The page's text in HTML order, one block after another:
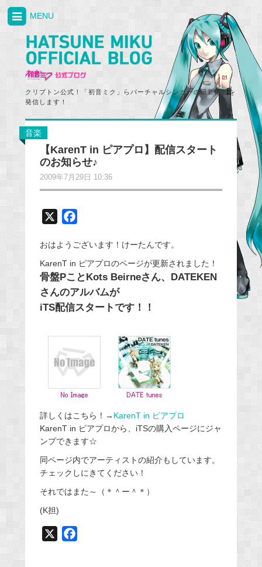
クリプトン公式！「初音ミク」らバーチャルシンガーの最新情報を
発信します！
MENU
音楽
【KarenT in ピアプロ】配信スタート
のお知らせ♪
2009年7月29日 10:36
c
e
b
o
o
おはようございます！けーたんです。
KarenT in ピアプロのページが更新されました！
骨盤PことKots Beirneさん、DATEKEN
さんのアルバムが
iTS配信スタートです！！
詳しくはこちら！→ KarenT in ピアプロ
KarenT in ピアプロから、iTSの購入ページにジャ
ンプできます☆
同ページ内でアーティストの紹介もしています。
チェックしにきてください！
それではまた～（＊＾ー＾＊）
(K担)